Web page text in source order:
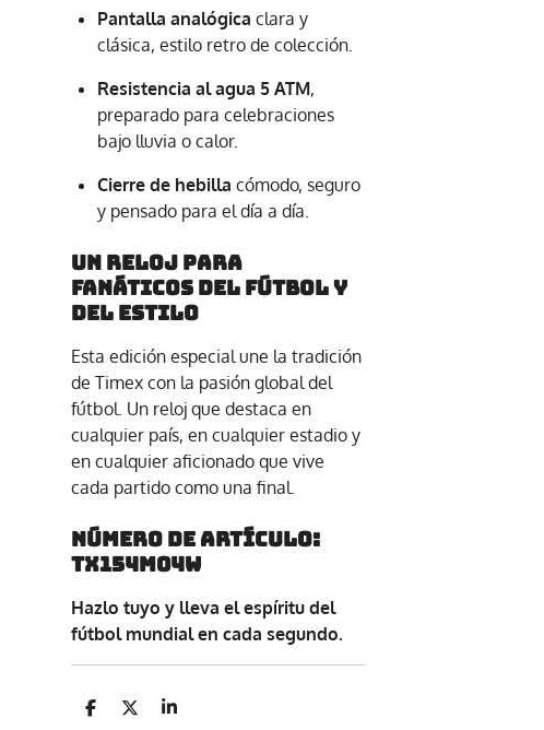
Pantalla analógica clara y
clásica, estilo retro de colección.
Resistencia al agua 5 ATM,
preparado para celebraciones
bajo lluvia o calor.
Cierre de hebilla cómodo, seguro
y pensado para el día a día.
Un reloj para
fanáticos del fútbol y
del estilo
Esta edición especial une la tradición
de Timex con la pasión global del
fútbol. Un reloj que destaca en
cualquier país, en cualquier estadio y
en cualquier aficionado que vive
cada partido como una final.
Número de artículo:
TX154M04W
Hazlo tuyo y lleva el espíritu del
fútbol mundial en cada segundo.
C
C
C